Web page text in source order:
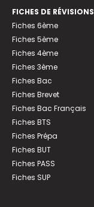
FICHES DE RÉVISIONS
Fiches 6ème
Fiches 5ème
Fiches 4ème
Fiches 3ème
Fiches Bac
Fiches Brevet
Fiches Bac Français
Fiches BTS
Fiches Prépa
Fiches BUT
Fiches PASS
Fiches SUP